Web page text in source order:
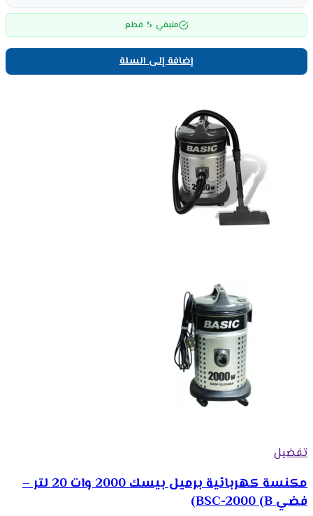
متبقي 5 قطع
إضافة إلى السلة
تفضيل
مكنسة كهربائية برميل بيسك 2000 وات 20 لتر –
فضي BSC-2000 (B)